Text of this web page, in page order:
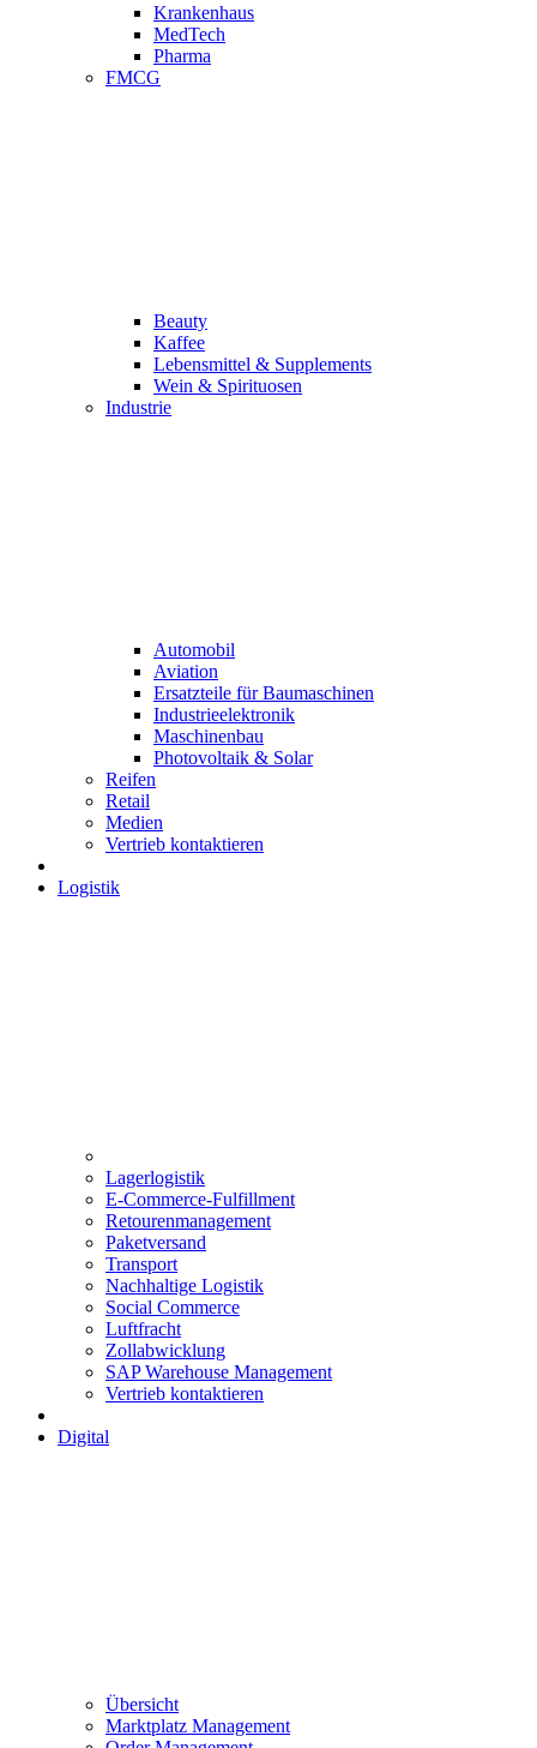
Krankenhaus
MedTech
Pharma
FMCG
Beauty
Kaffee
Lebensmittel & Supplements
Wein & Spirituosen
Industrie
Automobil
Aviation
Ersatzteile für Baumaschinen
Industrieelektronik
Maschinenbau
Photovoltaik & Solar
Reifen
Retail
Medien
Vertrieb kontaktieren
Logistik
Lagerlogistik
E-Commerce-Fulfillment
Retourenmanagement
Paketversand
Transport
Nachhaltige Logistik
Social Commerce
Luftfracht
Zollabwicklung
SAP Warehouse Management
Vertrieb kontaktieren
Digital
Übersicht
Marktplatz Management